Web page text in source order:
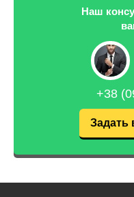
Наш
+38
Задать